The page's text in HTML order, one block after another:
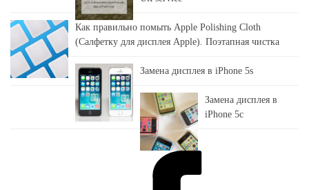
Как правильно помыть Apple Polishing Cloth
(Салфетку для дисплея Apple). Поэтапная чистка
Замена дисплея в iPhone 5s
Замена дисплея в
iPhone 5c